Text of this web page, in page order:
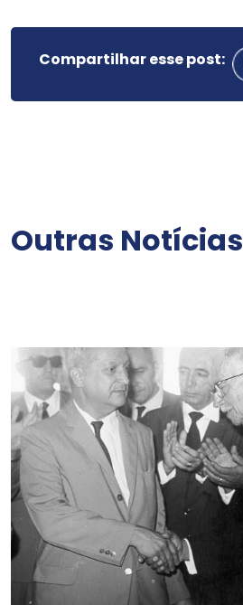
Compartilhar esse post:
Outras Notícias